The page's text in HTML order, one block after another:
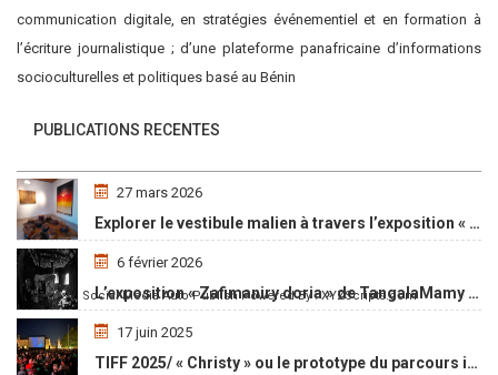
communication digitale, en stratégies événementiel et en formation à
l’écriture journalistique ; d’une plateforme panafricaine d’informations
socioculturelles et politiques basé au Bénin
PUBLICATIONS RECENTES
27 mars 2026
Explorer le vestibule malien à travers l’exposition « Maaya Bulon »
6 février 2026
L’exposition « Zafimaniry doria » de TangalaMamy honore la mémoire d’un peuple malgache
17 juin 2025
TIFF 2025/ « Christy » ou le prototype du parcours initiatique
Social Media Auto PublishPowered By :XYZScripts.com